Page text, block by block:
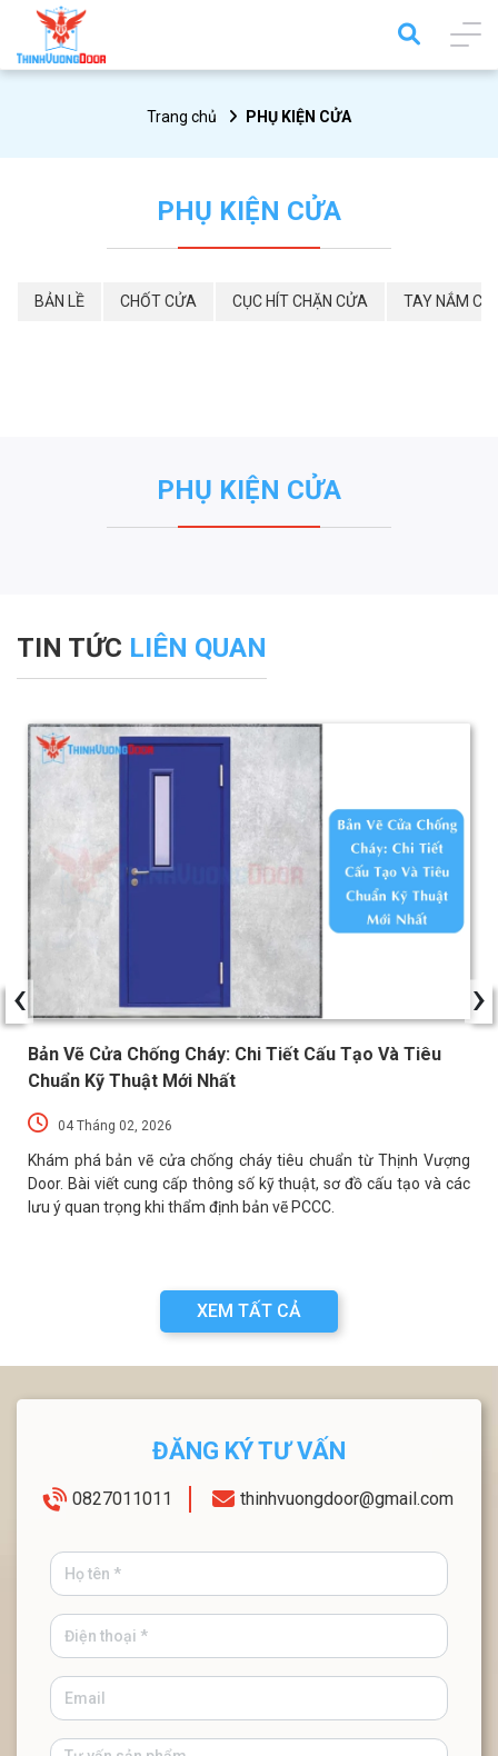
Trang chủ PHỤ KIỆN CỬA
PHỤ KIỆN CỬA
BẢN LỀ CHỐT CỬA CỤC HÍT CHẶN CỬA TAY NẮM
PHỤ KIỆN CỬA
TIN TỨC LIÊN QUAN
Bản Vẽ Cửa Chống Cháy: Chi Tiết Cấu Tạo Và Tiêu
Chuẩn Kỹ Thuật Mới Nhất
04 Tháng 02, 2026
Khám phá bản vẽ cửa chống cháy tiêu chuẩn từ Thịnh Vượng
Door. Bài viết cung cấp thông số kỹ thuật, sơ đồ cấu tạo và các
lưu ý quan trọng khi thẩm định bản vẽ PCCC.
‹ ›
XEM TẤT CẢ
ĐĂNG KÝ TƯ VẤN
0827011011 thinhvuongdoor@gmail.com